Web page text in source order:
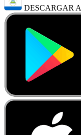
DESCARGAR